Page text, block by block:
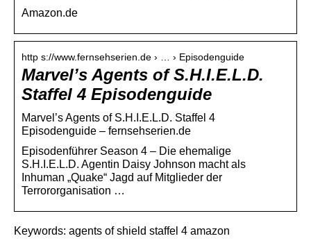
Amazon.de
http s://www.fernsehserien.de › … › Episodenguide
Marvel’s Agents of S.H.I.E.L.D.
Staffel 4 Episodenguide
Marvel’s Agents of S.H.I.E.L.D. Staffel 4
Episodenguide – fernsehserien.de
Episodenführer Season 4 – Die ehemalige
S.H.I.E.L.D. Agentin Daisy Johnson macht als
Inhuman „Quake“ Jagd auf Mitglieder der
Terrororganisation …
Keywords: agents of shield staffel 4 amazon